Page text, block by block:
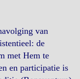
van
de
met Hem te
en participatie is